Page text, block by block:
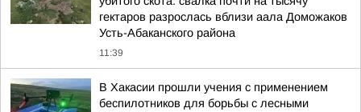
гектаров разрослась вблизи аала Доможаков
Усть-Абаканского района
11:39
В Хакасии прошли учения с применением
беспилотников для борьбы с лесными